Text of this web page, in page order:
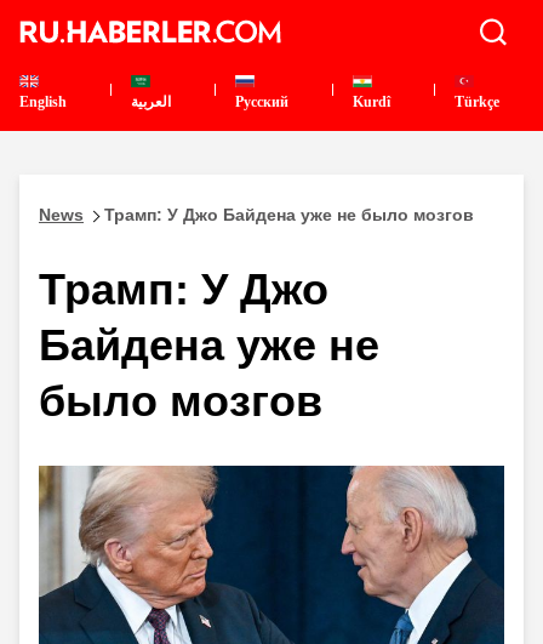
English العربية Pусский Kurdî Türkçe
News Трамп: У Джо Байдена уже не было мозгов
Трамп: У Джо
Байдена уже не
было мозгов